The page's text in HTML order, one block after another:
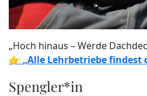
„Hoch hinaus – Werde
👉 „Alle Lehrbetriebe findest
Spengler*in